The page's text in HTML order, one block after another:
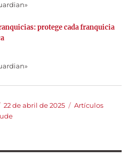
protege cada franquicia
Publicado
el
22 de abril de 2025 Categorías
Artículos